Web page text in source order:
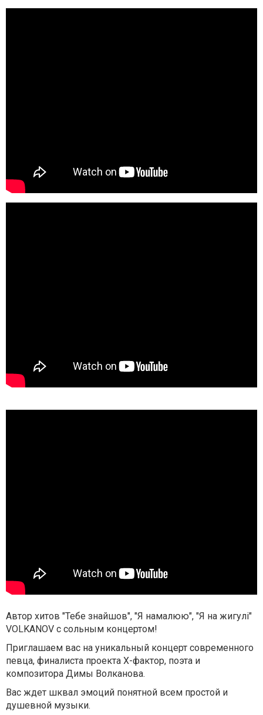
Автор хитов "Тебе знайшов", "Я намалюю", "Я на жигулі"
VOLKANOV с сольным концертом!
Приглашаем вас на уникальный концерт современного
певца, финалиста проекта Х-фактор, поэта и
композитора Димы Волканова.
Вас ждет шквал эмоций понятной всем простой и
душевной музыки.